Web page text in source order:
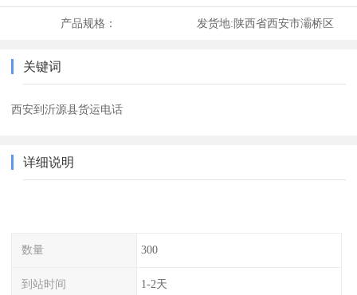
产品规格： 发货地:陕西省西安市灞桥区
关键词
西安到沂源县货运电话
详细说明
数量 300
到站时间 1-2天